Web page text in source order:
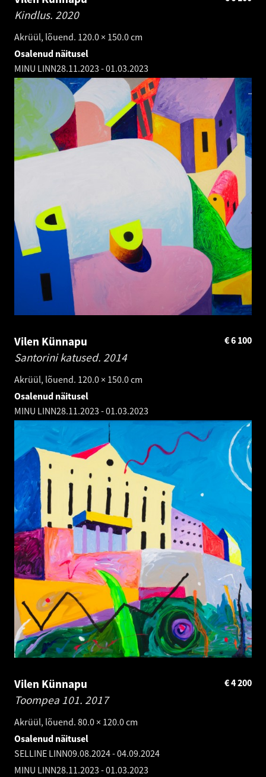
Kindlus. 2020
Akrüül, lõuend. 120.0 × 150.0 cm
Osalenud näitusel
MINU LINN28.11.2023 -01.03.2023
Vilen Künnapu
Santorini katused. 2014
Akrüül, lõuend. 120.0 × 150.0 cm
6 100
€
Osalenud näitusel
MINU LINN28.11.2023 -01.03.2023
Vilen Künnapu
Toompea 101. 2017
Akrüül, lõuend. 80.0 × 120.0 cm
4 200
€
Osalenud näitusel
SELLINE LINN09.08.2024-04.09.2024
MINU LINN28.11.2023 -01.03.2023